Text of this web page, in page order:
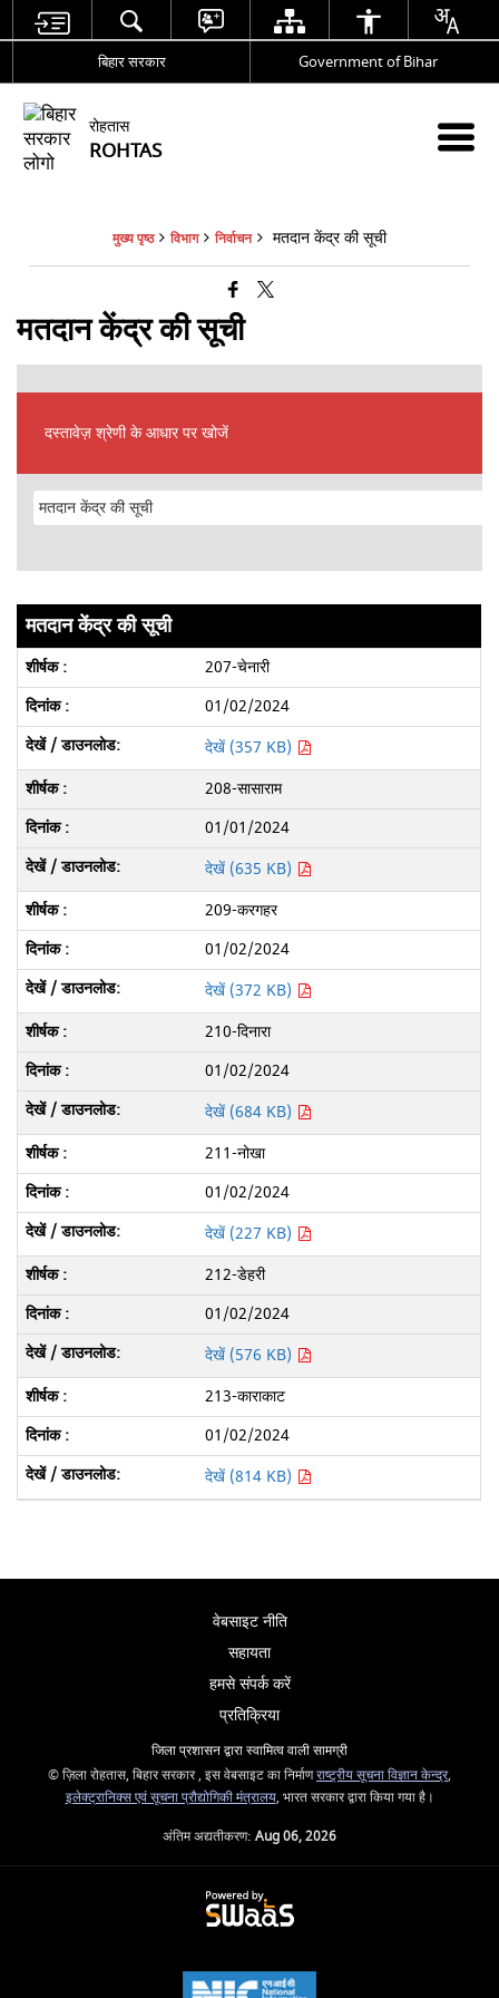
बिहार सरकार Government of Bihar
रोहतास
ROHTAS
मुख्य पृष्ठ विभाग निर्वाचन मतदान केंद्र की सूची
मतदान केंद्र की सूची
दस्तावेज़ श्रेणी के आधार पर खोजें
मतदान केंद्र की सूची
207-चेनारी
01/02/2024
देखें (357 KB)
208-सासाराम
01/01/2024
देखें (635 KB)
209-करगहर
01/02/2024
देखें (372 KB)
210-दिनारा
01/02/2024
देखें (684 KB)
211-नोखा
01/02/2024
देखें (227 KB)
212-डेहरी
01/02/2024
देखें (576 KB)
213-काराकाट
01/02/2024
देखें (814 KB)
वेबसाइट नीति
सहायता
हमसे संपर्क करें
प्रतिक्रिया
जिला प्रशासन द्वारा स्वामित्व वाली सामग्री
© ज़िला रोहतास, बिहार सरकार , इस वेबसाइट का निर्माणराष्ट्रीय सूचना विज्ञान केन्द्र,
इलेक्ट्रानिक्स एवं सूचना प्रौद्योगिकी मंत्रालय, भारत सरकार द्वारा किया गया है।
अंतिम अद्यतीकरण: Aug 06, 2026